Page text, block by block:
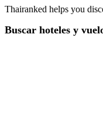
Thairanked helps you
Buscar hoteles y